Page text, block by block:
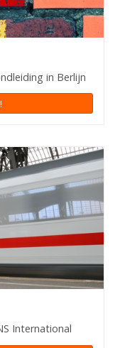
in Berlijn
International